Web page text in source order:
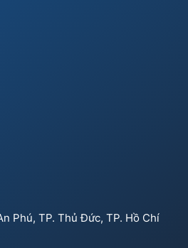
Phú, TP. Thủ Đức, TP. Hồ Chí